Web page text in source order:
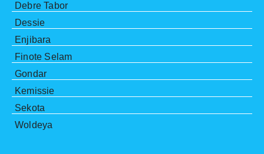
Debre Tabor
Dessie
Enjibara
Finote Selam
Gondar
Kemissie
Sekota
Woldeya